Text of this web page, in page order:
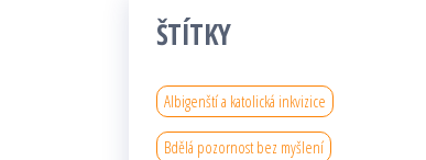
ŠTÍTKY
Albigenští a katolická inkvizice
Bdělá pozornost bez myšlení